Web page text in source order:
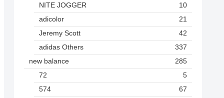
NITE JOGGER
10
adicolor
21
Jeremy Scott
42
adidas Others
337
new balance
285
72
5
574
67